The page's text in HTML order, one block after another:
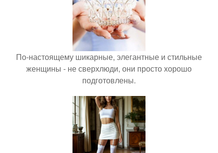
По-настоящему шикарные, элегантные и стильные
женщины - не сверхлюди, они просто хорошо
подготовлены.